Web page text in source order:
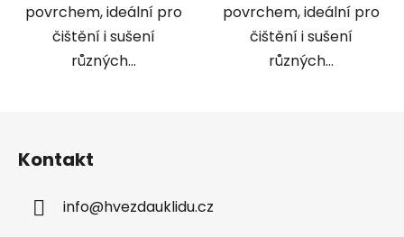
povrchem, ideální pro
čištění i sušení
různých...
povrchem, ideální pro
čištění i sušení
různých...
Kontakt
info@hvezdauklidu.cz